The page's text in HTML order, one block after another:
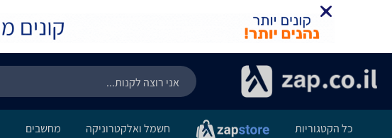
כל הקטגוריות חשמל ואלקטרוניקה מחשבים